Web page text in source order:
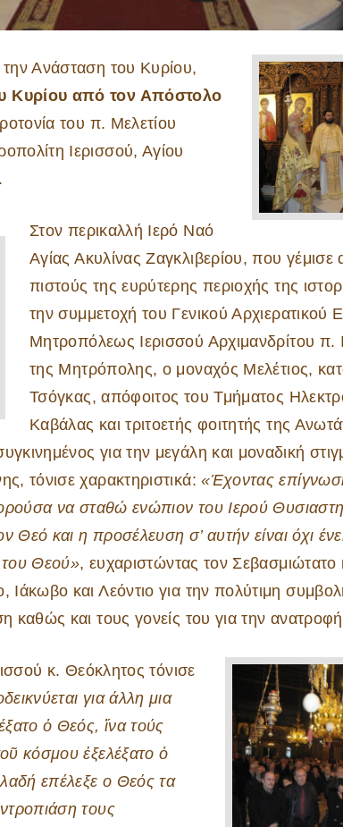
Ανάσταση του Κυρίου,
Κυρίου από τον Απόστολο
του π. Μελετίου
Ιερισσού, Αγίου
Στον περικαλλή Ιερό Ναό
Αγίας Ακυλίνας Ζαγκλιβερίου, που γέμισε
πιστούς της ευρύτερης περιοχής της
την συμμετοχή του Γενικού Αρχιερατικού
Μητροπόλεως Ιερισσού Αρχιμανδρίτου π.
της Μητρόπολης, ο μοναχός Μελέτιος,
Τσόγκας, απόφοιτος του Τμήματος
Καβάλας και τριτοετής φοιτητής της
για την μεγάλη και μοναδική
τόνισε χαρακτηριστικά:«Έχοντας
να σταθώ ενώπιον του Ιερού
Θεό και η προσέλευση σ’ αυτήν είναι όχι
του Θεού», ευχαριστώντας τον
και Λεόντιο για την πολύτιμη
καθώς και τους γονείς του για την
κ. Θεόκλητος τόνισε
για άλλη μια
ὁ Θεός, ἵνα τούς
κόσμου ἐξελέξατο ὁ
επέλεξε ο Θεός τα
τους